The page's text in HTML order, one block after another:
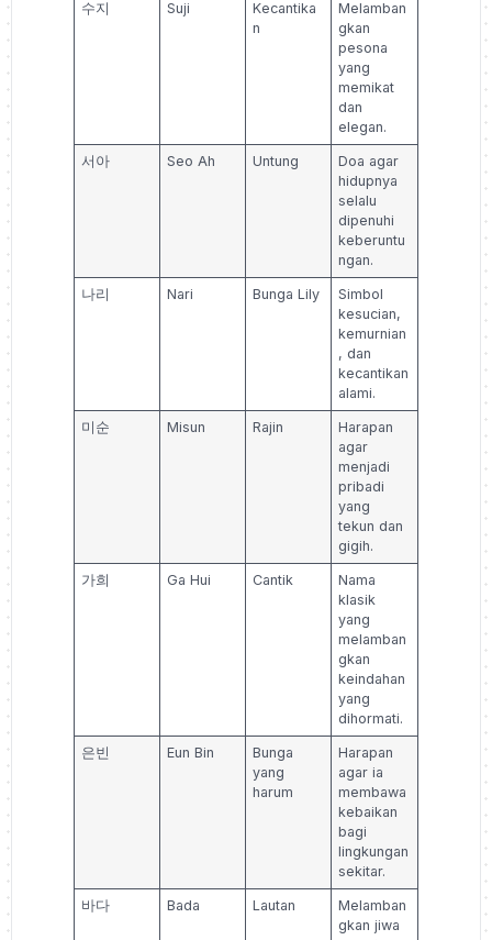
수지 Suji
Kecantika
n
Melamban
gkan
pesona
yang
memikat
dan
elegan.
서아 Seo Ah Untung
Doa agar
hidupnya
selalu
dipenuhi
keberuntu
ngan.
나리 Nari Bunga Lily
Simbol
kesucian,
kemurnian
, dan
kecantikan
alami.
미순 Misun Rajin
Harapan
agar
menjadi
pribadi
yang
tekun dan
gigih.
가희 Ga Hui Cantik
Nama
klasik
yang
melamban
gkan
keindahan
yang
dihormati.
은빈 Eun Bin
Bunga
yang
harum
Harapan
agar ia
membawa
kebaikan
bagi
lingkungan
sekitar.
바다 Bada Lautan
Melamban
gkan jiwa